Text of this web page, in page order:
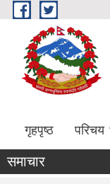
Skip to main content
गृहपृष्ठ परिचय
समाचार